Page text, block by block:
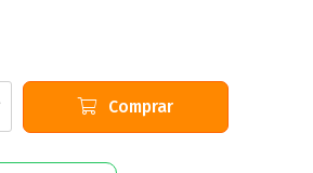
Comprar